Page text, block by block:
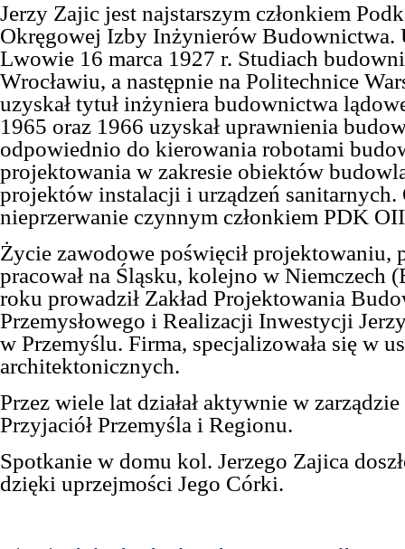
Jerzy Zajic jest najstarszym członkiem
Okręgowej Izby Inżynierów Budownictwa.
Lwowie 16 marca 1927 r. Studiach
Wrocławiu, a następnie na Politechnice
uzyskał tytuł inżyniera budownictwa
1965 oraz 1966 uzyskał uprawnienia
odpowiednio do kierowania robotami
projektowania w zakresie obiektów
projektów instalacji i urządzeń sanitarnych.
nieprzerwanie czynnym członkiem PDK
Życie zawodowe poświęcił projektowaniu,
pracował na Śląsku, kolejno w Niemczech
roku prowadził Zakład Projektowania
Przemysłowego i Realizacji Inwestycji
w Przemyślu. Firma, specjalizowała się w
architektonicznych.
Przez wiele lat działał aktywnie w
Przyjaciół Przemyśla i Regionu.
Spotkanie w domu kol. Jerzego Zajica
dzięki uprzejmości Jego Córki.